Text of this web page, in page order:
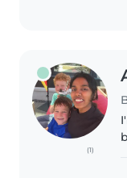
(1)